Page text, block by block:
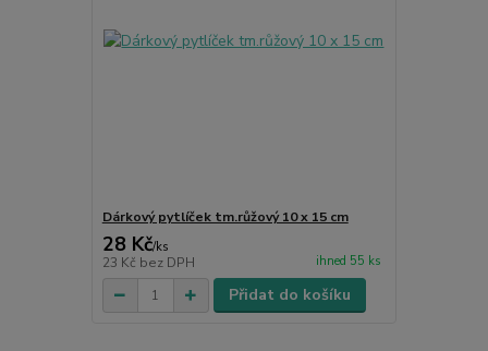
Dárkový pytlíček tm.růžový 10 x 15 cm
28 Kč/ks
23 Kč bez DPH ihned 55 ks
Přidat do košíku